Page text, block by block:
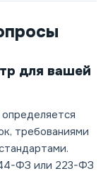
для вашей
требованиями
ФЗ или 223-ФЗ